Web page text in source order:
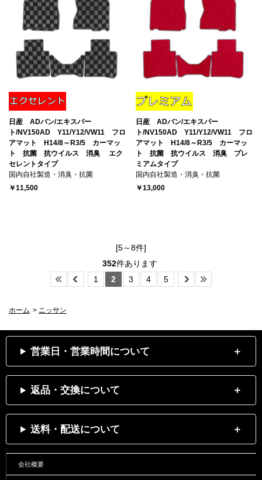
日産 ADバン/エキスパー
ト/NV150AD Y11/Y12/VW11 フロ
アマット H14/8～R3/5 カーマッ
ト 抗菌 抗ウイルス 消臭 エク
セレントタイプ
国内自社製造・消臭・抗菌
￥11,500
日産 ADバン/エキスパー
ト/NV150AD Y11/Y12/VW11 フロ
アマット H14/8～R3/5 カーマッ
ト 抗菌 抗ウイルス 消臭 プレ
ミアムタイプ
国内自社製造・消臭・抗菌
￥13,000
[5～8件]
352件あります
1
2 3 4 5
ホーム > ニッサン
営業日・営業時間について
返品・交換について
送料・配送について
会社概要